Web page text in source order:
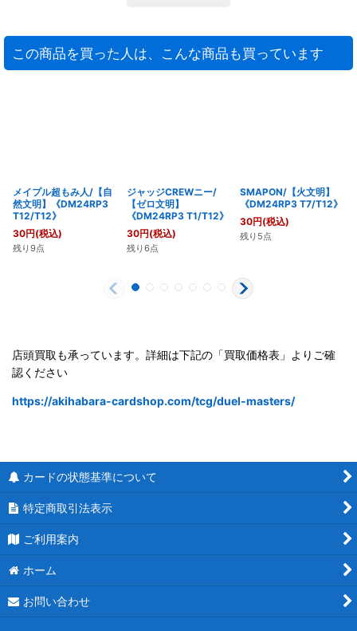
この商品を買った人は、こんな商品も買っています
メイプル超もみ人/【自
然文明】《DM24RP3
T12/T12》
30円(税込)
残り9点
ジャッジCREWニー/
【ゼロ文明】
《DM24RP3 T1/T12》
30円(税込)
残り6点
SMAPON/【火文明】
《DM24RP3 T7/T12》
30円(税込)
残り5点
店頭買取も承っています。詳細は下記の「買取価格表」よりご確
認ください
https://akihabara-cardshop.com/tcg/duel-masters/
カードの状態基準について
特定商取引法表示
ご利用案内
ホーム
お問い合わせ